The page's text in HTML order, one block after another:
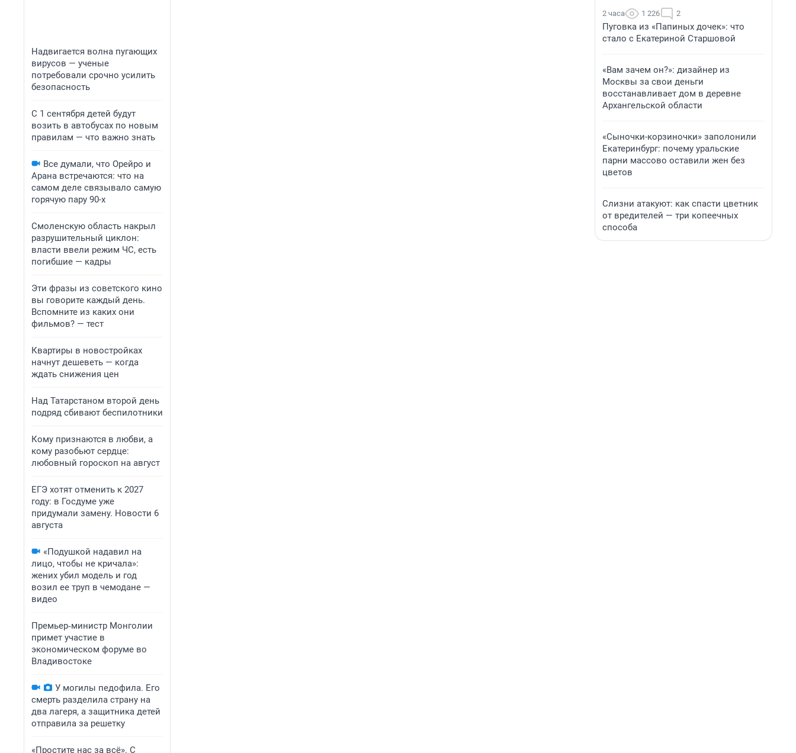
Надвигается волна пугающих
вирусов — ученые
потребовали срочно усилить
безопасность
С 1 сентября детей будут
возить в автобусах по новым
правилам — что важно знать
Все думали, что Орейро и
Арана встречаются: что на
самом деле связывало самую
горячую пару 90-х
Смоленскую область накрыл
разрушительный циклон:
власти ввели режим ЧС, есть
погибшие — кадры
Эти фразы из советского кино
вы говорите каждый день.
Вспомните из каких они
фильмов? — тест
Квартиры в новостройках
начнут дешеветь — когда
ждать снижения цен
Над Татарстаном второй день
подряд сбивают беспилотники
Кому признаются в любви, а
кому разобьют сердце:
любовный гороскоп на август
ЕГЭ хотят отменить к 2027
году: в Госдуме уже
придумали замену. Новости 6
августа
«Подушкой надавил на
лицо, чтобы не кричала»:
жених убил модель и год
возил ее труп в чемодане —
видео
Премьер‑министр Монголии
примет участие в
экономическом форуме во
Владивостоке
У могилы педофила. Его
смерть разделила страну на
два лагеря, а защитника детей
отправила за решетку
«Простите нас за всё». С
2 часа 1 226 2
Пуговка из «Папиных дочек»: что
стало с Екатериной Старшовой
«Вам зачем он?»: дизайнер из
Москвы за свои деньги
восстанавливает дом в деревне
Архангельской области
«Сыночки-корзиночки» заполонили
Екатеринбург: почему уральские
парни массово оставили жен без
цветов
Слизни атакуют: как спасти цветник
от вредителей — три копеечных
способа